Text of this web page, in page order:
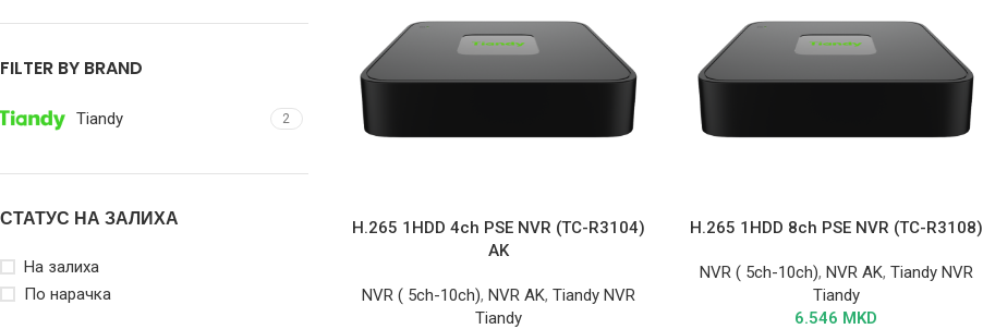
FILTER BY BRAND
Tiandy 2
СТАТУС НА ЗАЛИХА
На залиха
По нарачка
H.265 1HDD 4ch PSE NVR (TC-R3104)
AK
NVR ( 5ch-10ch),NVR AK,Tiandy NVR
Tiandy
H.265 1HDD 8ch PSE NVR (TC-R3108)
NVR ( 5ch-10ch), NVR AK, Tiandy NVR
Tiandy
6.546 MKD